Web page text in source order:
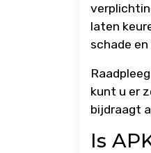
laten
schade
kunt u er
bijdraagt
Is